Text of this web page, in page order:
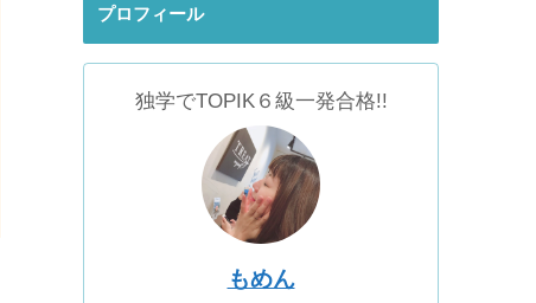
プロフィール
独学でTOPIK６級一発合格!!
もめん